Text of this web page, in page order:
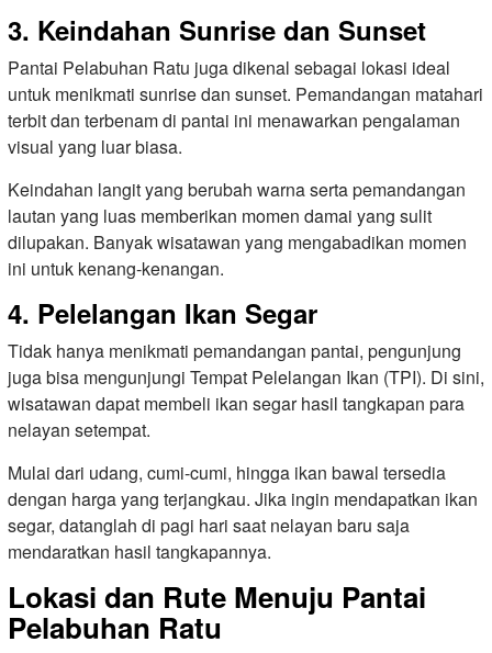
3. Keindahan Sunrise dan Sunset
Pantai Pelabuhan Ratu juga dikenal sebagai lokasi ideal
untuk menikmati sunrise dan sunset. Pemandangan matahari
terbit dan terbenam di pantai ini menawarkan pengalaman
visual yang luar biasa.
Keindahan langit yang berubah warna serta pemandangan
lautan yang luas memberikan momen damai yang sulit
dilupakan. Banyak wisatawan yang mengabadikan momen
ini untuk kenang-kenangan.
4. Pelelangan Ikan Segar
Tidak hanya menikmati pemandangan pantai, pengunjung
juga bisa mengunjungi Tempat Pelelangan Ikan (TPI). Di sini,
wisatawan dapat membeli ikan segar hasil tangkapan para
nelayan setempat.
Mulai dari udang, cumi-cumi, hingga ikan bawal tersedia
dengan harga yang terjangkau. Jika ingin mendapatkan ikan
segar, datanglah di pagi hari saat nelayan baru saja
mendaratkan hasil tangkapannya.
Lokasi dan Rute Menuju Pantai
Pelabuhan Ratu